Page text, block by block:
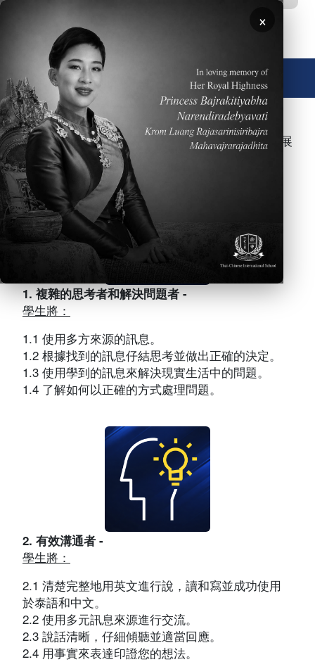
移至主內容
🌐 中文，傳統
在泰國中華國際學校的學習環境中, 我們期待學生展
現他們最棒的學習能力在以下幾個向度：
1. 複雜的思考者和解決問題者 -
學生將：
1.1 使用多方來源的訊息。
1.2 根據找到的訊息仔結思考並做出正確的決定。
1.3 使用學到的訊息來解決現實生活中的問題。
1.4 了解如何以正確的方式處理問題。
2. 有效溝通者 -
學生將：
2.1 清楚完整地用英文進行說，讀和寫並成功使用
於泰語和中文。
2.2 使用多元訊息來源進行交流。
2.3 說話清晰，仔細傾聽並適當回應。
2.4 用事實來表達印證您的想法。
×